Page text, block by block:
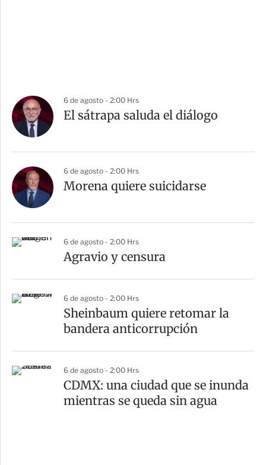
6 de agosto - 2:00 Hrs
El sátrapa saluda el diálogo
6 de agosto - 2:00 Hrs
Morena quiere suicidarse
6 de agosto - 2:00 Hrs
Agravio y censura
6 de agosto - 2:00 Hrs
Sheinbaum quiere retomar la
bandera anticorrupción
6 de agosto - 2:00 Hrs
CDMX: una ciudad que se inunda
mientras se queda sin agua